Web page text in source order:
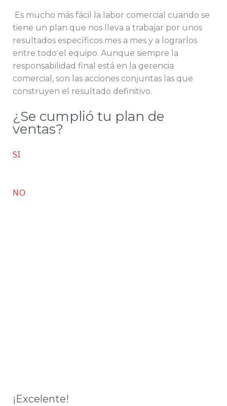
Es mucho más fácil la labor comercial cuando se
tiene un plan que nos lleva a trabajar por unos
resultados específicos mes a mes y a lograrlos
entre todo el equipo. Aunque siempre la
responsabilidad final está en la gerencia
comercial, son las acciones conjuntas las que
construyen el resultado definitivo.
¿Se cumplió tu plan de
ventas?
SI
NO
¡Excelente!